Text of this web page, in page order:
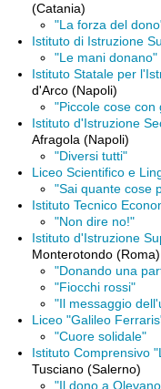
(Catania)
"La forza del
Istituto di Istruzione
"Le mani donano"
Istituto Statale per
d'Arco (Napoli)
"Piccole cose con
Istituto d'Istruzione
Afragola (Napoli)
"Diversi tutti"
Liceo Scientifico e
"Sai quante cose
Istituto Tecnico
"Non dire no!"
Istituto d'Istruzione
Monterotondo (Roma)
"Donando una
"Fiocchi rossi"
"Il messaggio
Liceo "Galileo
"Cuore solidale"
Istituto Comprensivo
Tusciano (Salerno)
"Il dono a